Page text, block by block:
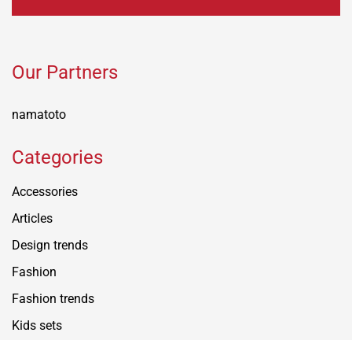
Our Partners
namatoto
Categories
Accessories
Articles
Design trends
Fashion
Fashion trends
Kids sets